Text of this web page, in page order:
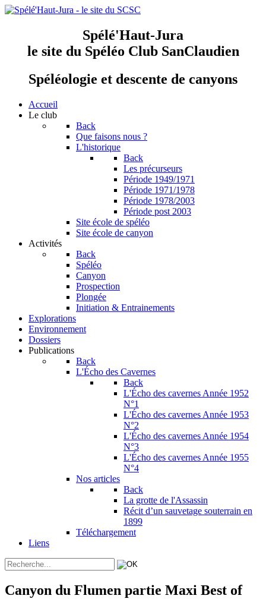
Spélé'Haut-Jura
le site du Spéléo Club SanClaudien
Spéléologie et descente de canyons
Accueil
Le club
Back
Que faisons nous ?
L'historique
Back
Les précurseurs
Période 1949/1971
Période 1971/1978
Période 1978/2003
Période post 2003
Site école de spéléo
Site école de canyon
Activités
Back
Spéléo
Canyon
Prospection
Plongée
Initiation & Entrainements
Explorations
Environnement
Dossiers
Publications
Back
L'Écho des Cavernes
Back
L'Écho des cavernes Année 1952
N°1
L'Écho des cavernes Année 1953
N°2
L'Écho des cavernes Année 1954
N°3
L'Écho des cavernes Année 1955
N°4
Nos articles
Back
La grotte de l'Assassin
Récit d’un sauvetage souterrain en
1899
Téléchargement
Liens
Canyon du Flumen partie Maxi Best of